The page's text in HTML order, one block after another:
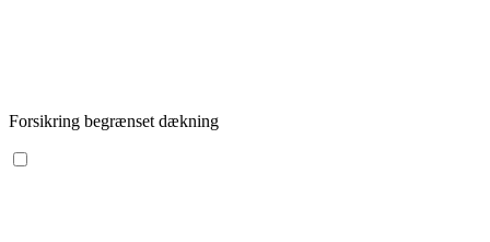
Forsikring begrænset dækning